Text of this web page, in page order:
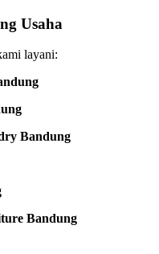
Usaha
layani:
Bandung
Bandung